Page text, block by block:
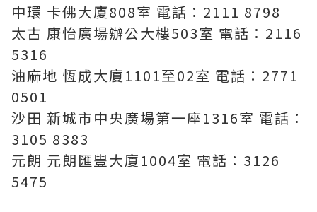
中環 卡佛大廈808室 電話：2111 8798
太古 康怡廣場辦公大樓503室 電話：2116
5316
油麻地 恆成大廈1101至02室 電話：2771
0501
沙田 新城市中央廣場第一座1316室 電話：
3105 8383
元朗 元朗匯豐大廈1004室 電話：3126
5475